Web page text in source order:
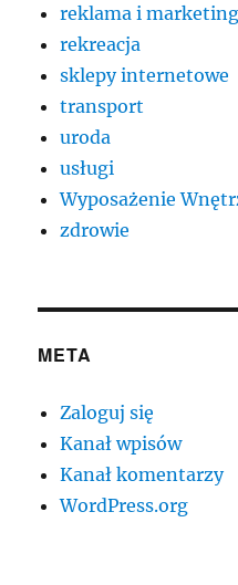
reklama i marketing
rekreacja
sklepy internetowe
transport
uroda
usługi
Wyposażenie
zdrowie
META
Zaloguj się
Kanał wpisów
Kanał komentarzy
WordPress.org